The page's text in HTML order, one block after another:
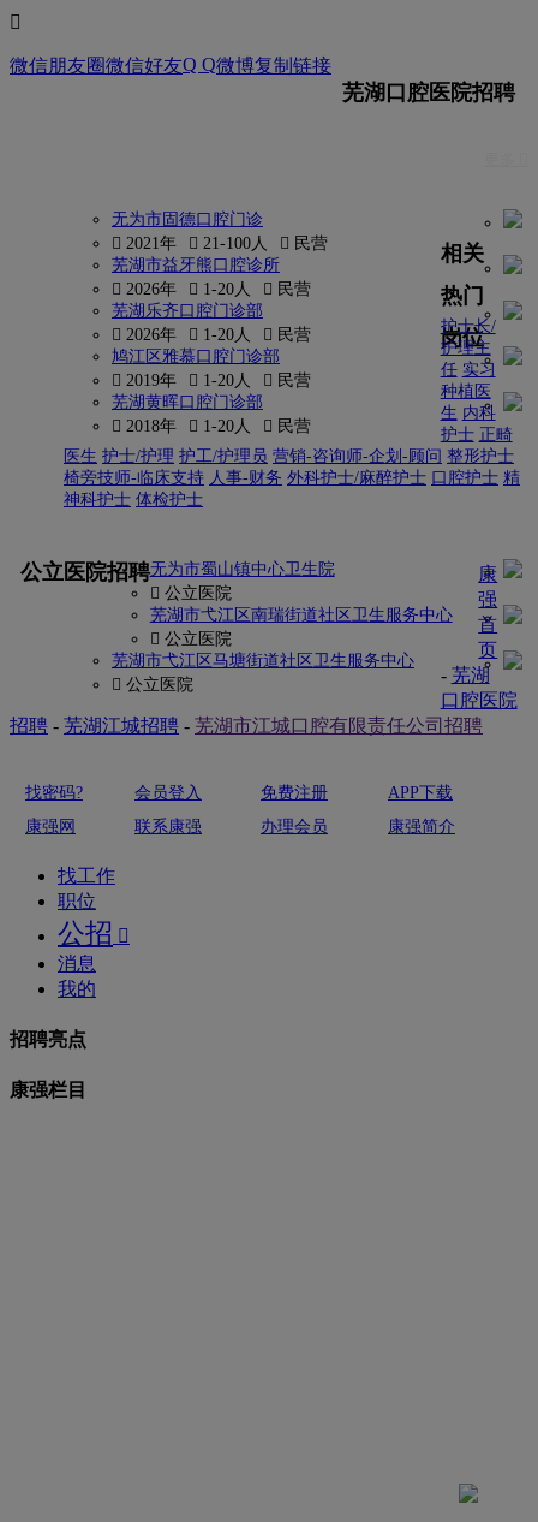

微信朋友圈微信好友Q Q微博复制链接
芜湖口腔医院招聘
无为市固德口腔门诊
 2021年
 21-100人
 民营
芜湖市益牙熊口腔诊所
 2026年
 1-20人
 民营
芜湖乐齐口腔门诊部
 2026年
 1-20人
 民营
鸠江区雅慕口腔门诊部
 2019年
 1-20人
 民营
芜湖黄晖口腔门诊部
 2018年
 1-20人  民营
相关
热门
岗位
护士长/
护理主
任 实习
种植医
生 内科
护士 正畸
医生 护士/护理 护工/护理员 营销-咨询师-企划-顾问 整形护士
椅旁技师-临床支持 人事-财务 外科护士/麻醉护士 口腔护士 精
神科护士 体检护士
公立医院招聘无为市蜀山镇中心卫生院
 公立医院
芜湖市弋江区南瑞街道社区卫生服务中心
 公立医院
芜湖市弋江区马塘街道社区卫生服务中心
 公立医院
康
强
首
页
- 芜湖
口腔医院
招聘 - 芜湖江城招聘 - 芜湖市江城口腔有限责任公司招聘
找密码? 会员登入 免费注册
APP下载
康强网
联系康强 办理会员 康强简介
找工作
职位
公招 
消息
我的
招聘亮点
康强栏目